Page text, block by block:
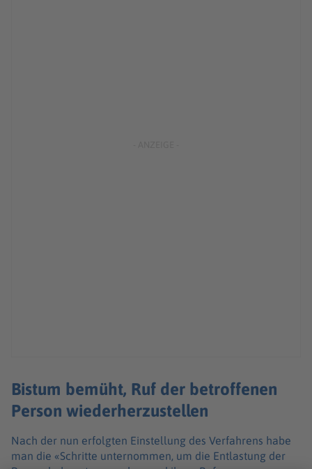
Bistum bemüht, Ruf der betroffenen
Person wiederherzustellen
Nach der nun erfolgten Einstellung des Verfahrens habe
man die «Schritte unternommen, um die Entlastung der